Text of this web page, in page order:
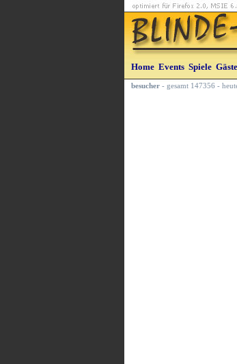
Home Events Spiele
besucher - gesamt 147356 -